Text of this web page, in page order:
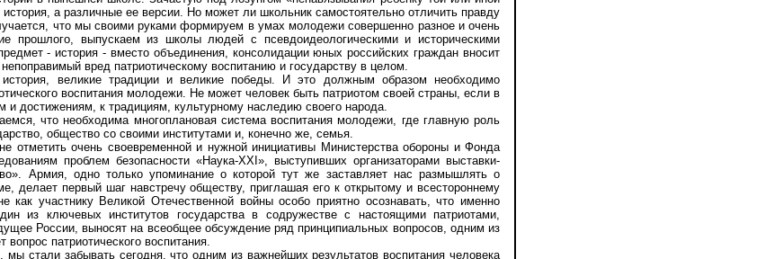
история, а различные ее версии. Но может ли школьник самостоятельно отличить правду
что мы своими руками формируем в умах молодежи совершенно разное и очень
прошлого, выпускаем из школы людей с псевдоидеологическими и историческими
- история - вместо объединения, консолидации юных российских граждан вносит
вред патриотическому воспитанию и государству в целом.
великие традиции и великие победы. И это должным образом необходимо
воспитания молодежи. Не может человек быть патриотом своей страны, если в
и достижениям, к традициям, культурному наследию своего народа.
что необходима многоплановая система воспитания молодежи, где главную роль
общество со своими институтами и, конечно же, семья.
очень своевременной и нужной инициативы Министерства обороны и Фонда
проблем безопасности «Наука-XXI», выступивших организаторами выставки-
Армия, одно только упоминание о которой тут же заставляет нас размышлять о
делает первый шаг навстречу обществу, приглашая его к открытому и всестороннему
как участнику Великой Отечественной войны особо приятно осознавать, что именно
из ключевых институтов государства в содружестве с настоящими патриотами,
России, выносят на всеобщее обсуждение ряд принципиальных вопросов, одним из
вопрос патриотического воспитания.
стали забывать сегодня, что одним из важнейших результатов воспитания человека